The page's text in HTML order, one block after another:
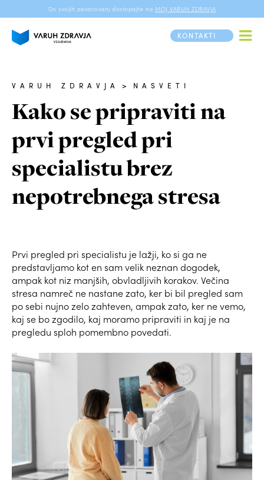
Do svojih zavarovanj dostopajte na MOJ VARUH ZDRAVJA
KONTAKTI
VARUH ZDRAVJA > NASVETI
Kako se pripraviti na
prvi pregled pri
specialistu brez
nepotrebnega stresa
Prvi pregled pri specialistu je lažji, ko si ga ne
predstavljamo kot en sam velik neznan dogodek,
ampak kot niz manjših, obvladljivih korakov. Večina
stresa namreč ne nastane zato, ker bi bil pregled sam
po sebi nujno zelo zahteven, ampak zato, ker ne vemo,
kaj se bo zgodilo, kaj moramo pripraviti in kaj je na
pregledu sploh pomembno povedati.